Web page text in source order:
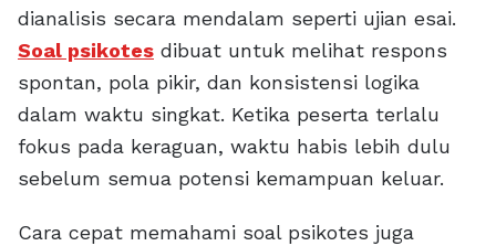
dianalisis secara mendalam seperti ujian esai.
Soal psikotes dibuat untuk melihat respons
spontan, pola pikir, dan konsistensi logika
dalam waktu singkat. Ketika peserta terlalu
fokus pada keraguan, waktu habis lebih dulu
sebelum semua potensi kemampuan keluar.
Cara cepat memahami soal psikotes juga